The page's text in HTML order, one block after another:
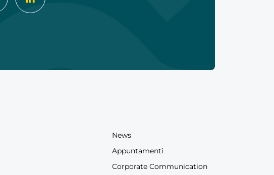
News
Appuntamenti
Corporate Communication